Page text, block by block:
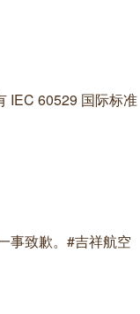
IEC 60529 国际标准
事致歉。#吉祥航空